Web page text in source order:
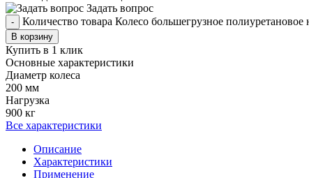
Задать вопрос
- Количество товара Колесо большегрузное
В корзину
Купить в 1 клик
Основные характеристики
Диаметр колеса
200 мм
Нагрузка
900 кг
Все характеристики
Описание
Характеристики
Применение